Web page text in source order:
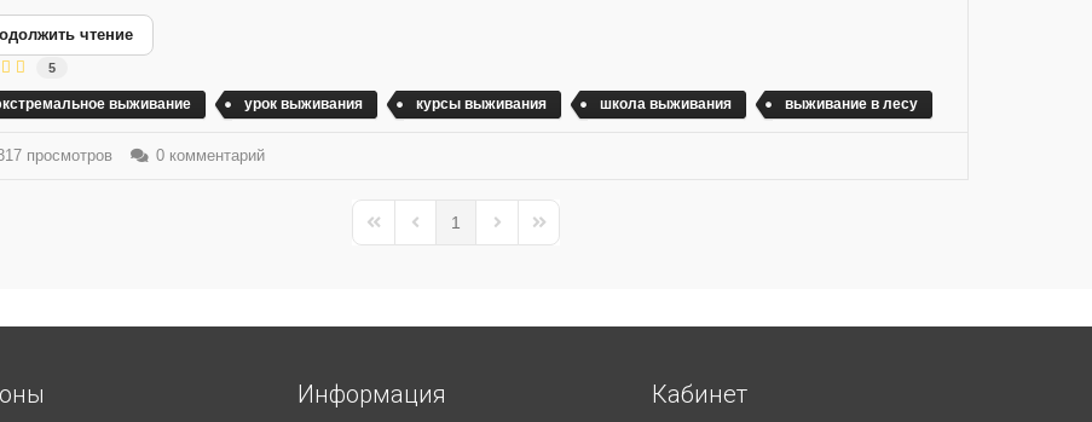
чтение
5
выживание урок выживания курсы выживания школа выживания выживание в лесу
просмотров 0 комментарий
First PagePrevious Page
1
Next PageLast Page
Информация Кабинет